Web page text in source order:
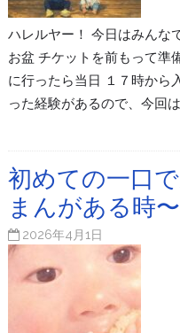
ハレルヤー！ 今日はみんな
お盆 チケットを前もって準
に行ったら当日 １７時から
った経験があるので、今回
初めての一口
まんがある時〜
2026年4月1日